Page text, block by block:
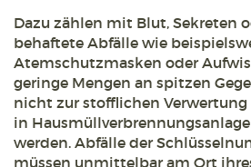
Dazu zählen mit Blut, Sekreten
behaftete Abfälle wie
Atemschutzmasken oder
geringe Mengen an spitzen
nicht zur stofflichen
in
werden. Abfälle der
müssen unmittelbar am Ort